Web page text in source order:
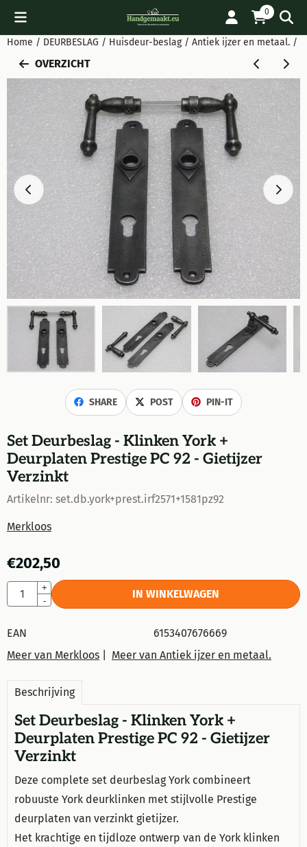
Cookievoorkeuren zijn beschikbaar. Kies instellingen of sta
0
Home / DEURBESLAG / Huisdeur-beslag / Antiek ijzer en metaal. /
OVERZICHT
SHARE POST PIN-IT
Set Deurbeslag - Klinken York +
Deurplaten Prestige PC 92 - Gietijzer
Verzinkt
Artikelnr: set.db.york+prest.irf2571+1581pz92
Merkloos
€202,50
Aantal
+
-
IN WINKELWAGEN
EAN
6153407676669
Meer van Merkloos
Meer van Antiek ijzer en metaal.
Beschrijving
Set Deurbeslag - Klinken York +
Deurplaten Prestige PC 92 - Gietijzer
Verzinkt
Deze complete set deurbeslag York combineert
robuuste York deurklinken met stijlvolle Prestige
deurplaten van verzinkt gietijzer.
Het krachtige en tijdloze ontwerp van de York klinken